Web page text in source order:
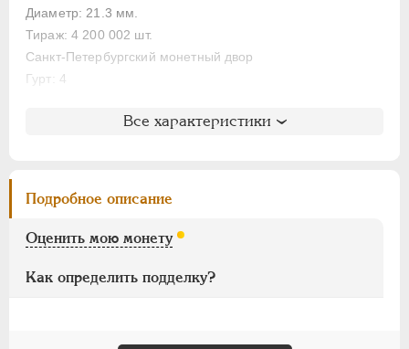
Диаметр: 21.3 мм.
Тираж: 4 200 002 шт.
Санкт-Петербургский монетный двор
Гурт: 4
Литература и редкость
Уздеников: 0301 (точка)
Семёнов
Казаков: 703 (PR-R1)
Рейтинг по Казакову: 24
Все характеристики
Подробное описание
Оценить мою монету
Как определить подделку?
Медь
Памятные и донативные
Пробные
Аффинажные слитки
ИНОСТРАННЫЕ 1768-1918